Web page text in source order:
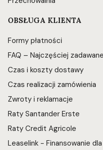
OBSŁUGA KLIENTA
Formy płatności
FAQ – Najczęściej
Czas i koszty dostawy
Czas realizacji zamówienia
Zwroty i reklamacje
Raty Santander Erste
Raty Credit Agricole
Leaselink - Finansowanie